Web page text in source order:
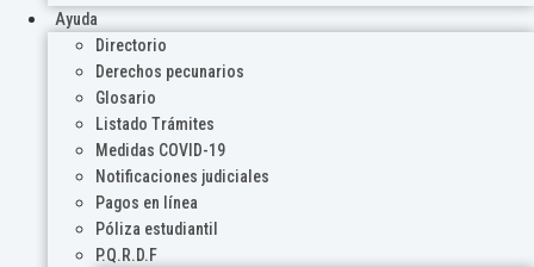
Ayuda
Directorio
Derechos pecunarios
Glosario
Listado Trámites
Medidas COVID-19
Notificaciones judiciales
Pagos en línea
Póliza estudiantil
P.Q.R.D.F